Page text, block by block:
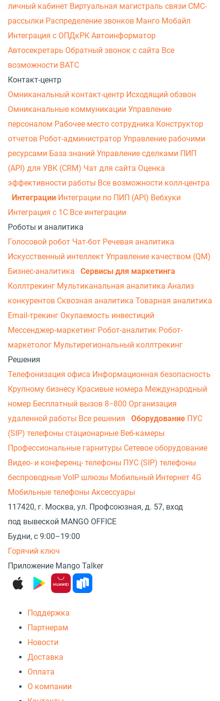
личный кабинет Виртуальная магистраль связи СМС-
рассылки Распределение звонков Манго Мобайл
Интеграция с ОПДкРК Автоинформатор
Автосекретарь Обратный звонок с сайта Все
возможности ВАТС
Контакт-центр
Омниканальный контакт-центр Исходящий обзвон
Омниканальные коммуникации Управление
персоналом Рабочее место сотрудника Конструктор
отчетов Робот-администратор Управление рабочими
ресурсами База знаний Управление сделками ПИП
(API) для УВК (CRM) Чат для сайта Оценка
эффективности работы Все возможности колл-центра
Интеграции Интеграции по ПИП (API) Вебхуки
Интеграция с 1С Все интеграции
Роботы и аналитика
Голосовой робот Чат-бот Речевая аналитика
Искусственный интеллект Управление качеством (QM)
Бизнес-аналитика
Сервисы для маркетинга
Коллтрекинг Мультиканальная аналитика Анализ
конкурентов Сквозная аналитика Товарная аналитика
Email-трекинг Окупаемость инвестиций
Мессенджер‑маркетинг Робот-аналитик Робот-
маркетолог Мультирегиональный коллтрекинг
Решения
Телефонизация офиса Информационная безопасность
Крупному бизнесу Красивые номера Международный
номер Бесплатный вызов 8−800 Организация
удаленной работы Все решения Оборудование ПУС
(SIP) телефоны стационарные Веб-камеры
Профессиональные гарнитуры Сетевое оборудование
Видео- и конференц- телефоны ПУС (SIP) телефоны
беспроводные VoIP шлюзы Мобильный Интернет 4G
Мобильные телефоны Аксессуары
117420, г. Москва, ул. Профсоюзная, д. 57, вход
под вывеской MANGO OFFICE
Будни, с 9:00–19:00
Горячий ключ
Приложение Mango Talker
Поддержка
Партнерам
Новости
Доставка
Оплата
О компании